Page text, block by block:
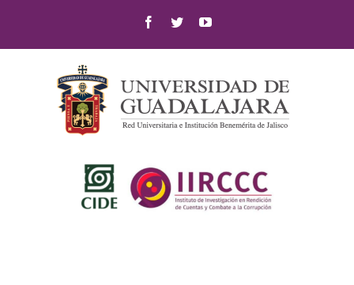
content
Facebook
TwitterYouTube